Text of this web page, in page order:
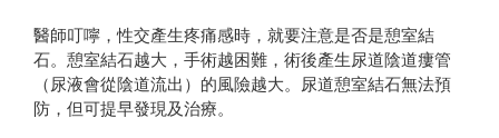
醫師叮嚀，性交產生疼痛感時，就要注意是否是憩室結
石。憩室結石越大，手術越困難，術後產生尿道陰道瘻管
（尿液會從陰道流出）的風險越大。尿道憩室結石無法預
防，但可提早發現及治療。